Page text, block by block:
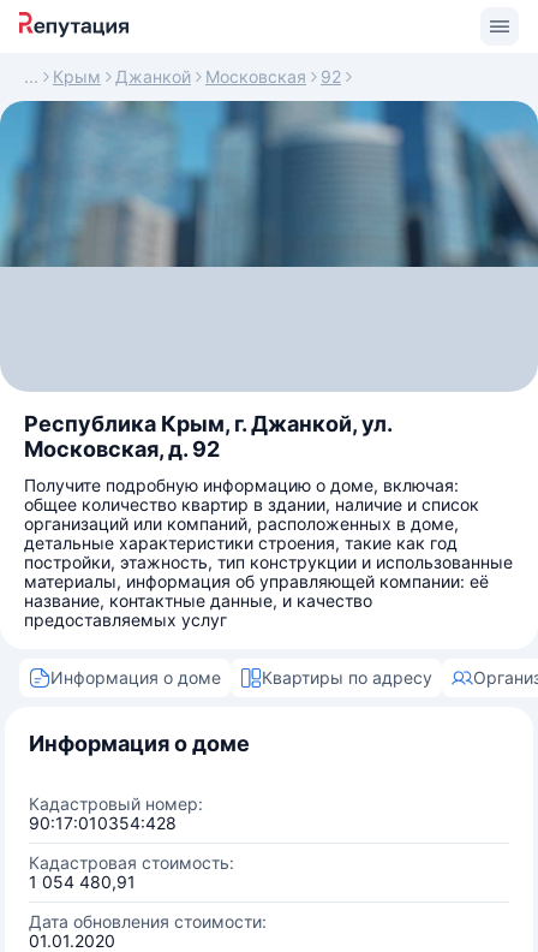
Крым Джанкой Московская 92
Республика Крым, г. Джанкой, ул.
Московская, д. 92
Получите подробную информацию о доме, включая:
общее количество квартир в здании, наличие и список
организаций или компаний, расположенных в доме,
детальные характеристики строения, такие как год
постройки, этажность, тип конструкции и использованные
материалы, информация об управляющей компании: её
название, контактные данные, и качество
предоставляемых услуг
Информация о доме Квартиры по адресу
Информация о доме
Кадастровый номер:
90:17:010354:428
Кадастровая стоимость:
1 054 480,91
Дата обновления стоимости:
01.01.2020